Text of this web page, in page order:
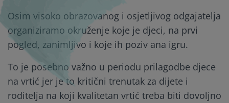
Osim visoko obrazovanog i osjetljivog odgajatelja
organiziramo okruženje koje je djeci, na prvi
pogled, zanimljivo i koje ih poziv ana igru.
To je posebno važno u periodu prilagodbe djece
na vrtić jer je to kritični trenutak za dijete i
roditelja na koji kvalitetan vrtić treba biti dovoljno